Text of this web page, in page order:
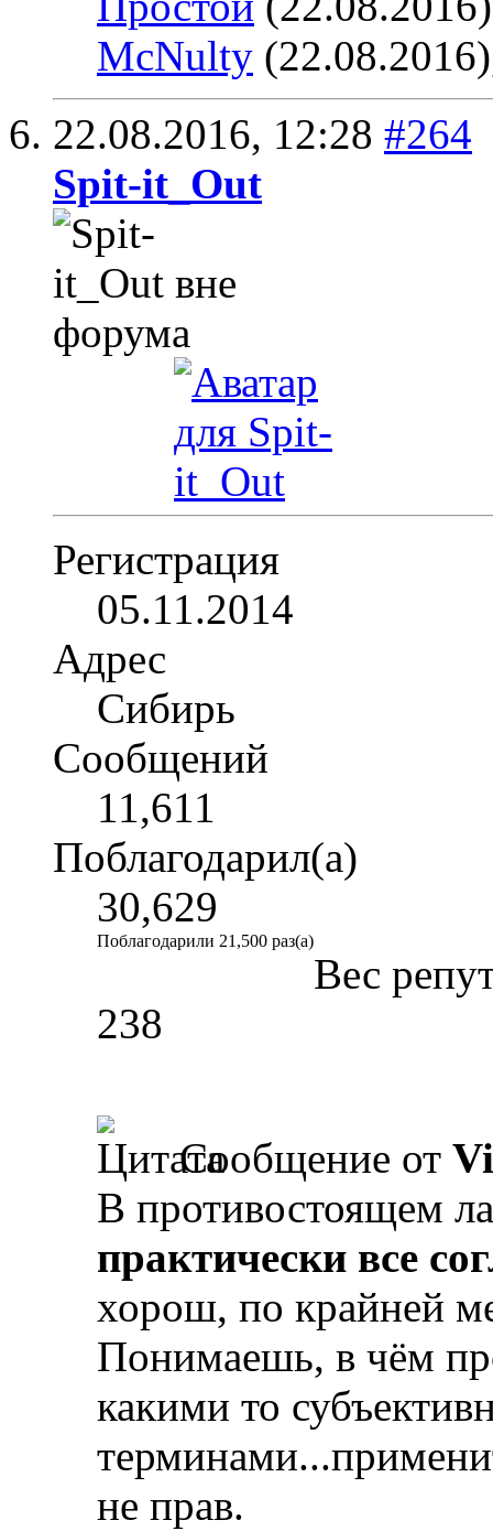
McNulty
22.08.2016, 12:28 #264
Spit-it_Out
Регистрация
05.11.2014
Адрес
Сибирь
Сообщений
11,611
Поблагодарил(а)
30,629
Поблагодарили 21,500 раз(а)
Вес
238
Сообщение от
В противостоящем
практически все
хорош, по крайней
Понимаешь, в чём
какими то
не прав.